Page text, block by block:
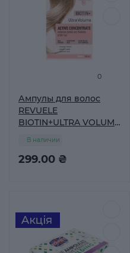
0
Ампулы для волос
REVUELE
BIOTIN+ULTRA VOLUME
299.00 ₴
В наличии